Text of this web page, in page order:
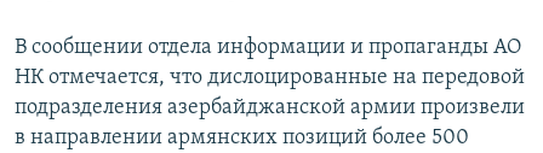
Հայերեն
English
Русский
В сообщении отдела информации и пропаганды АО
НК отмечается, что дислоцированные на передовой
подразделения азербайджанской армии произвели
в направлении армянских позиций более 500